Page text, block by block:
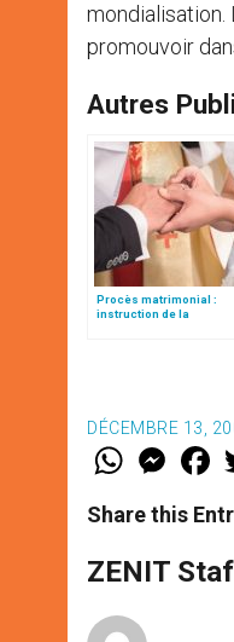
mondialisation.
promouvoir
Autres
Procès matrimonial :
instruction de la
DÉCEMBRE 13,
W
t
s
p
p
M
e
s
e
g
e
F
a
e
b
o
k
Share this
ZENIT